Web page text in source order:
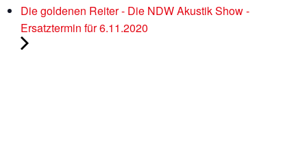
Die goldenen Reiter - Die NDW Akustik Show -
Ersatztermin für 6.11.2020